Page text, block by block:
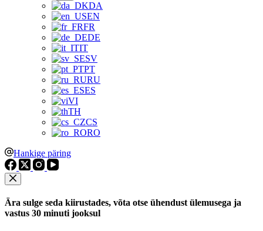
DA
EN
FR
DE
IT
SV
PT
RU
ES
VI
TH
CS
RO
Hankige päring
Ära sulge seda kiirustades, võta otse ühendust ülemusega ja
vastus 30 minuti jooksul